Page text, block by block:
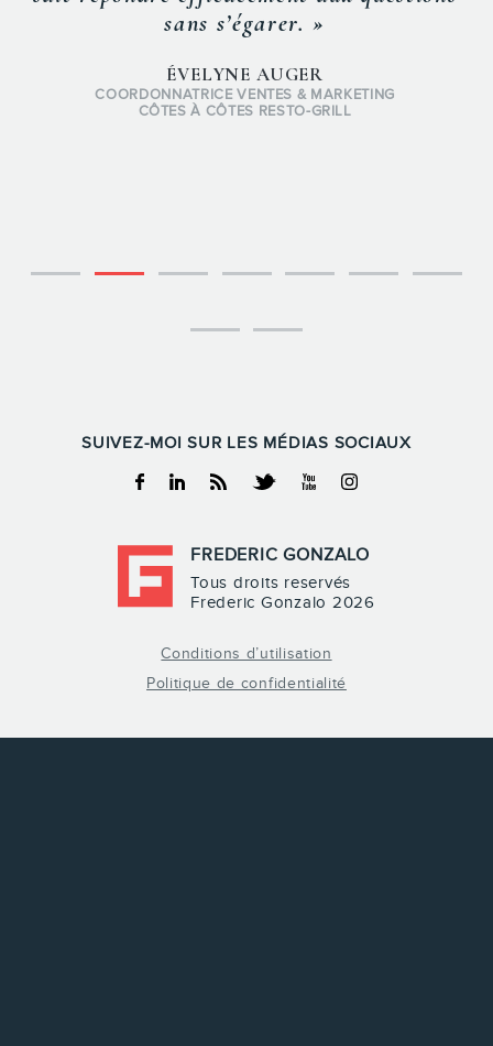
sans s’égarer. »
ÉVELYNE AUGER
COORDONNATRICE VENTES & MARKETING
CÔTES À CÔTES RESTO-GRILL
SUIVEZ-MOI SUR LES MÉDIAS SOCIAUX
Facebook
LinkedinRSS TwitterYoutubeInstagram
FREDERIC GONZALO
Tous droits reservés
Frederic Gonzalo 2026
Conditions d’utilisation
Politique de confidentialité